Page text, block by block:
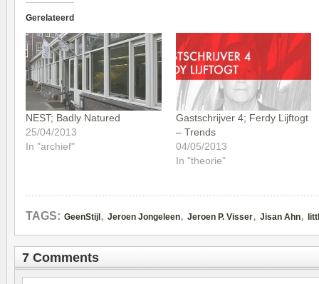
Gerelateerd
NEST; Badly Natured
25/04/2013
In "archief"
Gastschrijver 4; Ferdy Lijftogt
– Trends
04/05/2013
In "theorie"
TAGS: GeenStijl, Jeroen Jongeleen, Jeroen P. Visser, Jisan Ahn,
7 Comments